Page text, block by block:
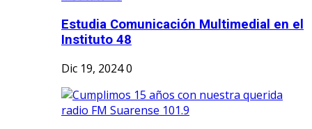
Estudia Comunicación Multimedial en el
Instituto 48
Dic 19, 20240